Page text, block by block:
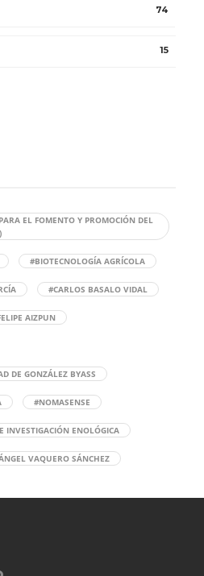
74
15
EL FOMENTO Y PROMOCIÓN DEL
#BIOTECNOLOGÍA AGRÍCOLA
#CARLOS BASALO VIDAL
AIZPUN
DE GONZÁLEZ BYASS
#NOMASENSE
INVESTIGACIÓN ENOLÓGICA
VAQUERO SÁNCHEZ